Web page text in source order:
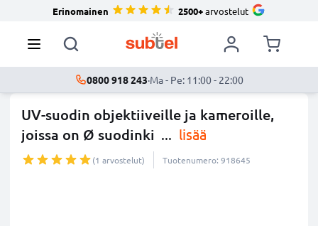
Erinomainen 2500+arvostelut
0800 918 243·Ma - Pe: 11:00 - 22:00
UV-suodin objektiiveille ja kameroille,
joissa on Ø suodinki ... lisää
(1 arvostelut) Tuotenumero: 918645